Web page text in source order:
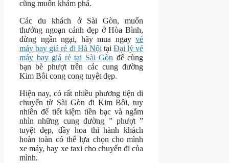
cũng muốn khám phá.
Các du khách ở Sài Gòn, muốn
thưởng ngoạn cảnh đẹp ở Hòa Bình,
đừng ngần ngại, hãy mua ngayvé
máy bay giá rẻ đi Hà Nội tạiĐại lý vé
máy bay giá rẻ tại Sài Gòn để cùng
bạn bè phượt trên các cung đường
Kim Bôi cong cong tuyệt đẹp.
Hiện nay, có rất nhiều phương tiện di
chuyển từ Sài Gòn đi Kim Bôi, tuy
nhiên để tiết kiệm tiền bạc và ngắm
nhìn những cung đường ” phượt ”
tuyệt đẹp, đầy hoa thì hành khách
hoàn toàn có thể lựa chọn cho mình
xe máy, hay xe taxi cho chuyến đi của
mình.